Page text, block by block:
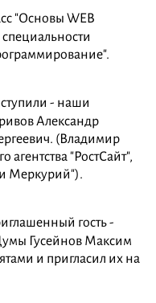
"Основы WEB
специальности
- наши
Александр
(Владимир
агентства "РостСайт",
Меркурий").
гость -
Гусейнов Максим
и пригласил их на